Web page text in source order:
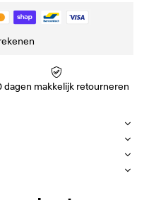
dagen makkelijk retourneren